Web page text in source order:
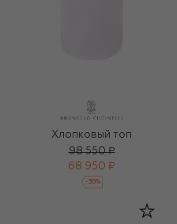
Хлопковый топ
98 550 ₽
68 950 ₽
-30%